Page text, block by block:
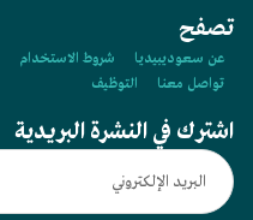
تصفح
عن سعوديبيديا شروط الاستخدام
تواصل معنا
التوظيف
اشترك في النشرة البريدية